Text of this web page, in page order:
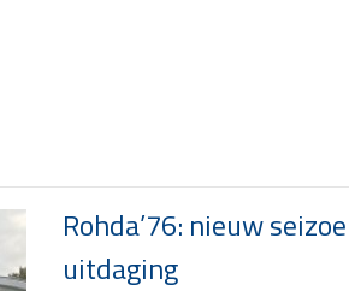
Rohda’76: nieuw
uitdaging